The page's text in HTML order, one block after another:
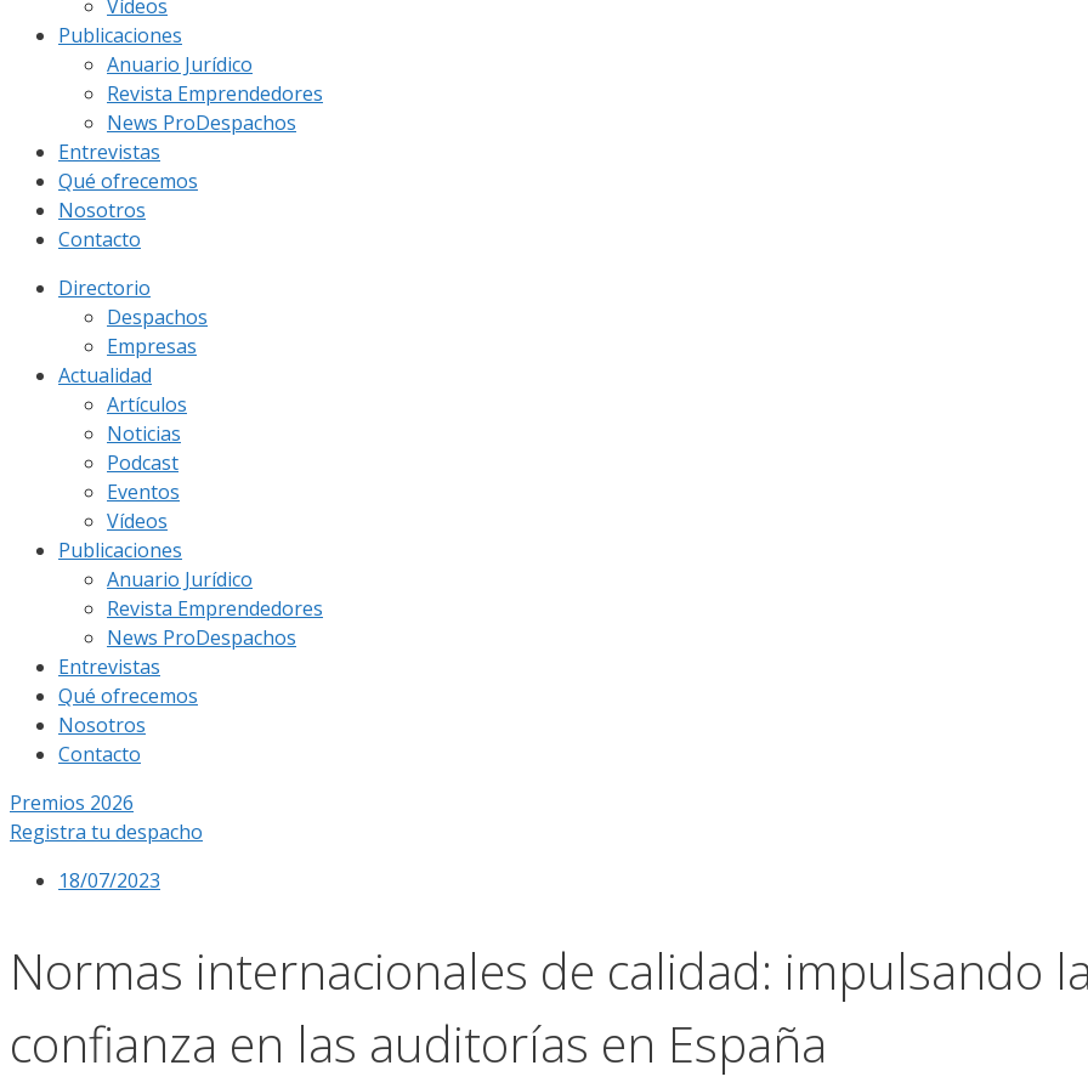
Vídeos
Publicaciones
Anuario Jurídico
Revista Emprendedores
News ProDespachos
Entrevistas
Qué ofrecemos
Nosotros
Contacto
Directorio
Despachos
Empresas
Actualidad
Artículos
Noticias
Podcast
Eventos
Vídeos
Publicaciones
Anuario Jurídico
Revista Emprendedores
News ProDespachos
Entrevistas
Qué ofrecemos
Nosotros
Contacto
Premios 2026
Registra tu despacho
18/07/2023
Normas internacionales de calidad: impulsando
confianza en las auditorías en España